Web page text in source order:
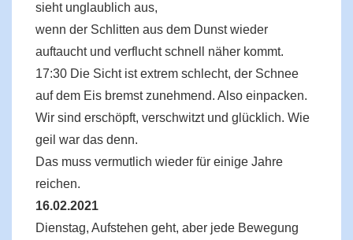
sieht unglaublich aus,
wenn der Schlitten aus dem Dunst wieder
auftaucht und verflucht schnell näher kommt.
17:30 Die Sicht ist extrem schlecht, der Schnee
auf dem Eis bremst zunehmend. Also einpacken.
Wir sind erschöpft, verschwitzt und glücklich. Wie
geil war das denn.
Das muss vermutlich wieder für einige Jahre
reichen.
16.02.2021
Dienstag, Aufstehen geht, aber jede Bewegung